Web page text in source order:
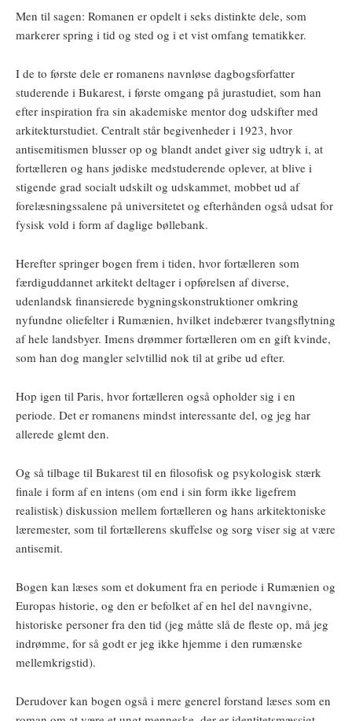
Men til sagen: Romanen er opdelt i seks distinkte dele, som
markerer spring i tid og sted og i et vist omfang tematikker.
I de to første dele er romanens navnløse dagbogsforfatter
studerende i Bukarest, i første omgang på jurastudiet, som han
efter inspiration fra sin akademiske mentor dog udskifter med
arkitekturstudiet. Centralt står begivenheder i 1923, hvor
antisemitismen blusser op og blandt andet giver sig udtryk i, at
fortælleren og hans jødiske medstuderende oplever, at blive i
stigende grad socialt udskilt og udskammet, mobbet ud af
forelæsningssalene på universitetet og efterhånden også udsat for
fysisk vold i form af daglige bøllebank.
Herefter springer bogen frem i tiden, hvor fortælleren som
færdiguddannet arkitekt deltager i opførelsen af diverse,
udenlandsk finansierede bygningskonstruktioner omkring
nyfundne oliefelter i Rumænien, hvilket indebærer tvangsflytning
af hele landsbyer. Imens drømmer fortælleren om en gift kvinde,
som han dog mangler selvtillid nok til at gribe ud efter.
Hop igen til Paris, hvor fortælleren også opholder sig i en
periode. Det er romanens mindst interessante del, og jeg har
allerede glemt den.
Og så tilbage til Bukarest til en filosofisk og psykologisk stærk
finale i form af en intens (om end i sin form ikke ligefrem
realistisk) diskussion mellem fortælleren og hans arkitektoniske
læremester, som til fortællerens skuffelse og sorg viser sig at være
antisemit.
Bogen kan læses som et dokument fra en periode i Rumænien og
Europas historie, og den er befolket af en hel del navngivne,
historiske personer fra den tid (jeg måtte slå de fleste op, må jeg
indrømme, for så godt er jeg ikke hjemme i den rumænske
mellemkrigstid).
Derudover kan bogen også i mere generel forstand læses som en